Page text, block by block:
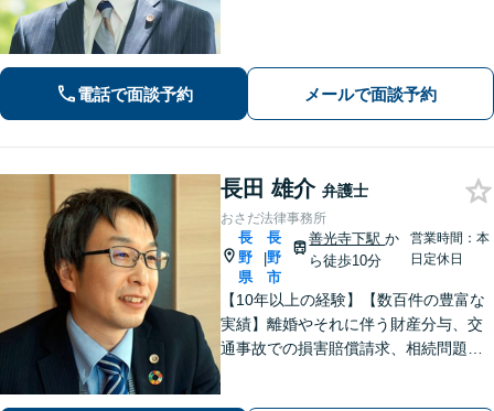
けます。お気軽にお問い合わせくださ
い。
電話で面談予約 メールで面談予約
長田 雄介 弁護士
おさだ法律事務所
長
野
県
|
長
野
市
善光寺下駅か
ら徒歩10分
営業時間：本
日定休日
【10年以上の経験】【数百件の豊富な
実績】離婚やそれに伴う財産分与、交
通事故での損害賠償請求、相続問題な